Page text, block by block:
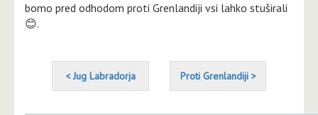
bomo pred odhodom proti Grenlandiji vsi lahko stuširali
😊.
< Jug Labradorja Proti Grenlandiji >